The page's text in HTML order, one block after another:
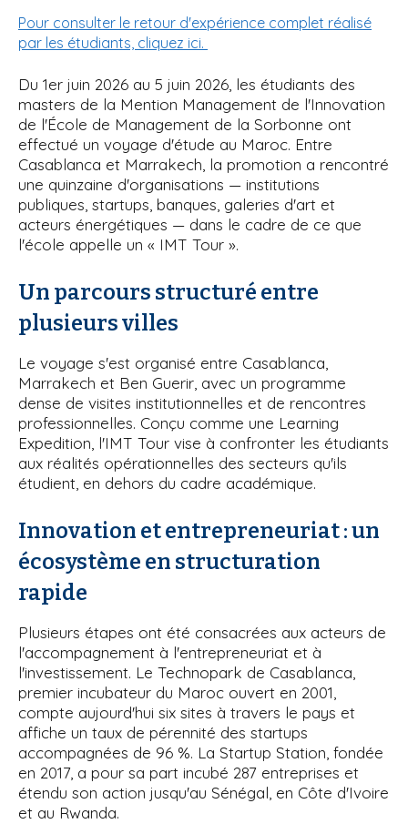
Pour consulter le retour d'expérience complet réalisé
par les étudiants, cliquez ici.
Du 1er juin 2026 au 5 juin 2026, les étudiants des
masters de la Mention Management de l'Innovation
de l'École de Management de la Sorbonne ont
effectué un voyage d'étude au Maroc. Entre
Casablanca et Marrakech, la promotion a rencontré
une quinzaine d'organisations — institutions
publiques, startups, banques, galeries d'art et
acteurs énergétiques — dans le cadre de ce que
l'école appelle un « IMT Tour ».
Un parcours structuré entre
plusieurs villes
Le voyage s'est organisé entre Casablanca,
Marrakech et Ben Guerir, avec un programme
dense de visites institutionnelles et de rencontres
professionnelles. Conçu comme une Learning
Expedition, l'IMT Tour vise à confronter les étudiants
aux réalités opérationnelles des secteurs qu'ils
étudient, en dehors du cadre académique.
Innovation et entrepreneuriat : un
écosystème en structuration
rapide
Plusieurs étapes ont été consacrées aux acteurs de
l'accompagnement à l'entrepreneuriat et à
l'investissement. Le Technopark de Casablanca,
premier incubateur du Maroc ouvert en 2001,
compte aujourd'hui six sites à travers le pays et
affiche un taux de pérennité des startups
accompagnées de 96 %. La Startup Station, fondée
en 2017, a pour sa part incubé 287 entreprises et
étendu son action jusqu'au Sénégal, en Côte d'Ivoire
et au Rwanda.